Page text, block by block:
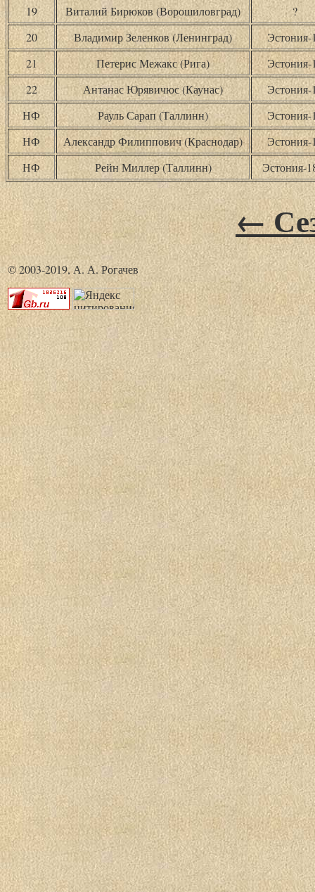
19
Виталий Бирюков (Ворошиловград)
?
20
Владимир Зеленков (Ленинград)
Эстония-
21
Петерис Межакс (Рига)
Эстония-
22
Антанас Юрявичюс (Каунас)
Эстония-
НФ
Рауль Сарап (Таллинн)
Эстония-
НФ
Александр Филиппович (Краснодар)
Эстония-
НФ
Рейн Миллер (Таллинн) Эстония-
←